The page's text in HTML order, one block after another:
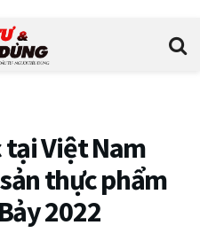
tại Việt Nam
thực phẩm
2022